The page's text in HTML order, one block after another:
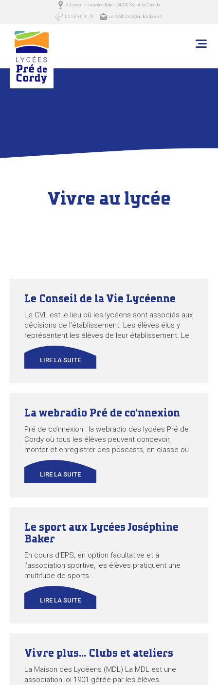
5 Avenue Joséphine Baker, 24200 Sarlat-la-Canéda
05 53 31 70 70 ce.0240035h@ac-bordeaux.fr
Vivre au lycée
Le Conseil de la Vie Lycéenne
Le CVL est le lieu où les lycéens sont associés aux
décisions de l’établissement. Les élèves élus y
représentent les élèves de leur établissement. Le
CVL est réuni avant chaque conseil
d’administration, sur convocation du chef
LIRE LA SUITE
La webradio Pré de co’nnexion
Pré de co’nnexion : la webradio des lycées Pré de
Cordy où tous les élèves peuvent concevoir,
monter et enregistrer des poscasts, en classe ou
de façon autonome. Entre NRJ et France Culture,
écoutez Pré de co’nnexion. https://blogpeda.ac-
LIRE LA SUITE
Le sport aux Lycées Joséphine
Baker
En cours d’EPS, en option facultative et à
l’association sportive, les élèves pratiquent une
multitude de sports.
LIRE LA SUITE
Vivre plus… Clubs et ateliers
La Maison des Lycéens (MDL) La MDL est une
association loi 1901 gérée par les élèves.